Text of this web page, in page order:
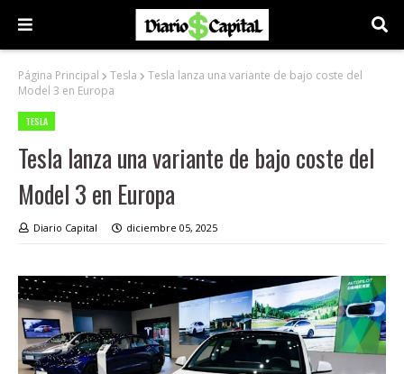
Página Principal Tesla
Tesla lanza una variante de bajo coste del
Model 3 en Europa
TESLA
Tesla lanza una variante de bajo coste del
Model 3 en Europa
Diario Capital diciembre 05, 2025